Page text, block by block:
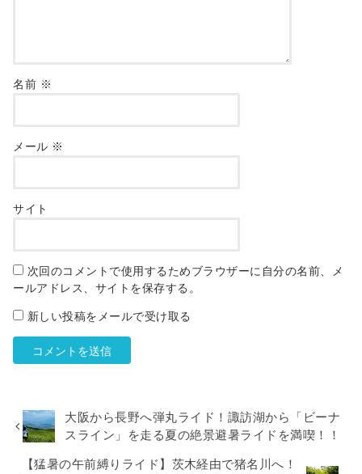
名前 ※
メール ※
サイト
次回のコメントで使用するためブラウザーに自分の名前、メ
ールアドレス、サイトを保存する。
新しい投稿をメールで受け取る
大阪から長野へ弾丸ライド！諏訪湖から「ビーナ
スライン」を走る夏の絶景避暑ライドを満喫！！
【猛暑の午前縛りライド】茨木経由で猪名川へ！